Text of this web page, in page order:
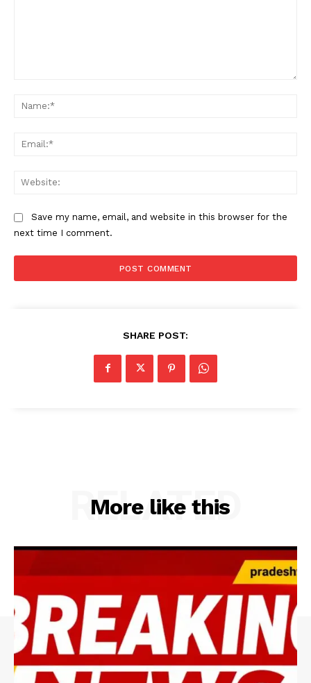
Save my name, email, and website in this browser for the
next time I comment.
SHARE POST:
More like this
RELATED